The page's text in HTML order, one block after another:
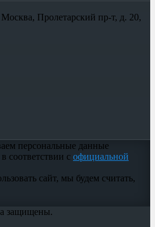
Москва, Пролетарский пр-т, д. 20,
персональные данные
соответствии с официальной
сайт, мы будем считать,
защищены.